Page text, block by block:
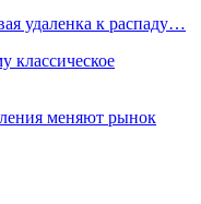
удаленка к распаду…
классическое
меняют рынок